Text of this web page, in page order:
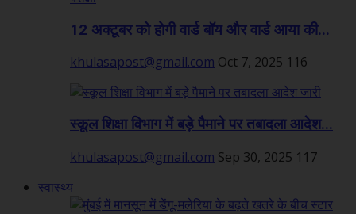
12 अक्टूबर को होगी वार्ड बॉय और वार्ड आया की...
khulasapost@gmail.com Oct 7, 2025 116
स्कूल शिक्षा विभाग में बड़े पैमाने पर तबादला आदेश...
khulasapost@gmail.com Sep 30, 2025 117
स्वास्थ्य